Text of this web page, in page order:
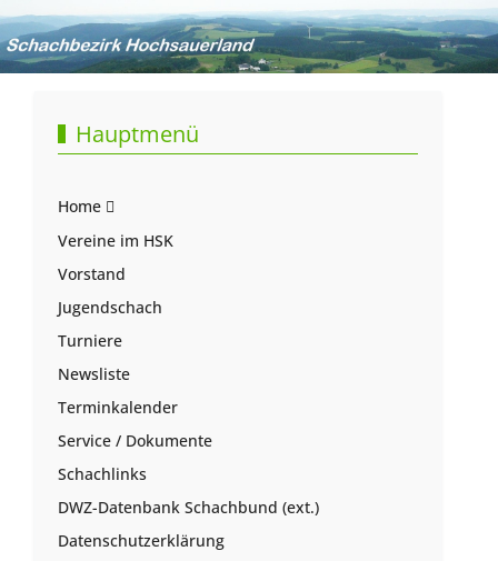
Hauptmenü
Home
Vereine im HSK
Vorstand
Jugendschach
Turniere
Newsliste
Terminkalender
Service / Dokumente
Schachlinks
DWZ-Datenbank Schachbund (ext.)
Datenschutzerklärung